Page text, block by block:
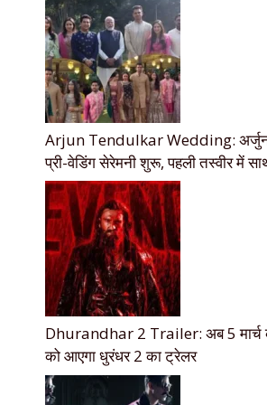
Arjun Tendulkar Wedding:
प्री-वेडिंग सेरेमनी शुरू, पहली तस्वीर में
Dhurandhar 2 Trailer: अब 5 मार्च
को आएगा धुरंधर 2 का ट्रेलर